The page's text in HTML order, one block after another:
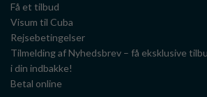
Få et tilbud
Visum til Cuba
Rejsebetingelser
Tilmelding af Nyhedsbrev – få eksklusive
i din indbakke!
Betal online